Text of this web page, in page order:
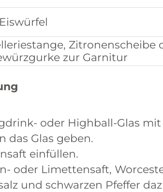
Eiswürfel
Zitronenscheibe
zur Garnitur
oder Highball-Glas
das Glas geben.
einfüllen.
oder Limettensaft,
und schwarzen Pfeffer